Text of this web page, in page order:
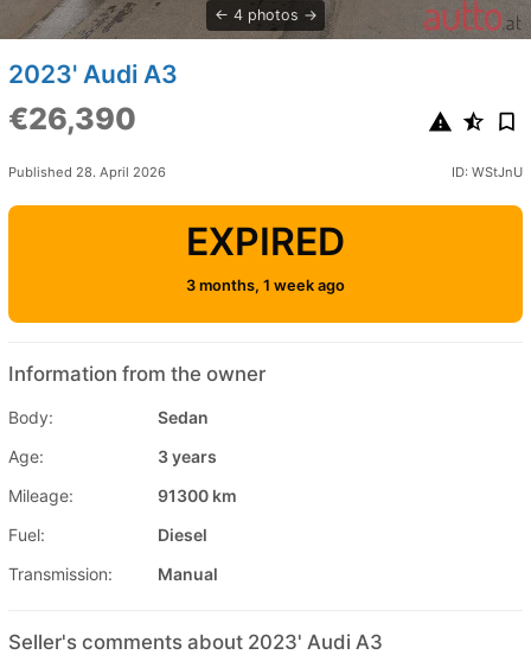
4 photos
2023' Audi A3
€26,390
Published 28. April 2026 ID: WStJnU
EXPIRED
3 months, 1 week ago
Information from the owner
Body:
Sedan
Age:
3 years
Mileage:
91300 km
Fuel:
Diesel
Transmission:
Manual
Seller's comments about 2023' Audi A3